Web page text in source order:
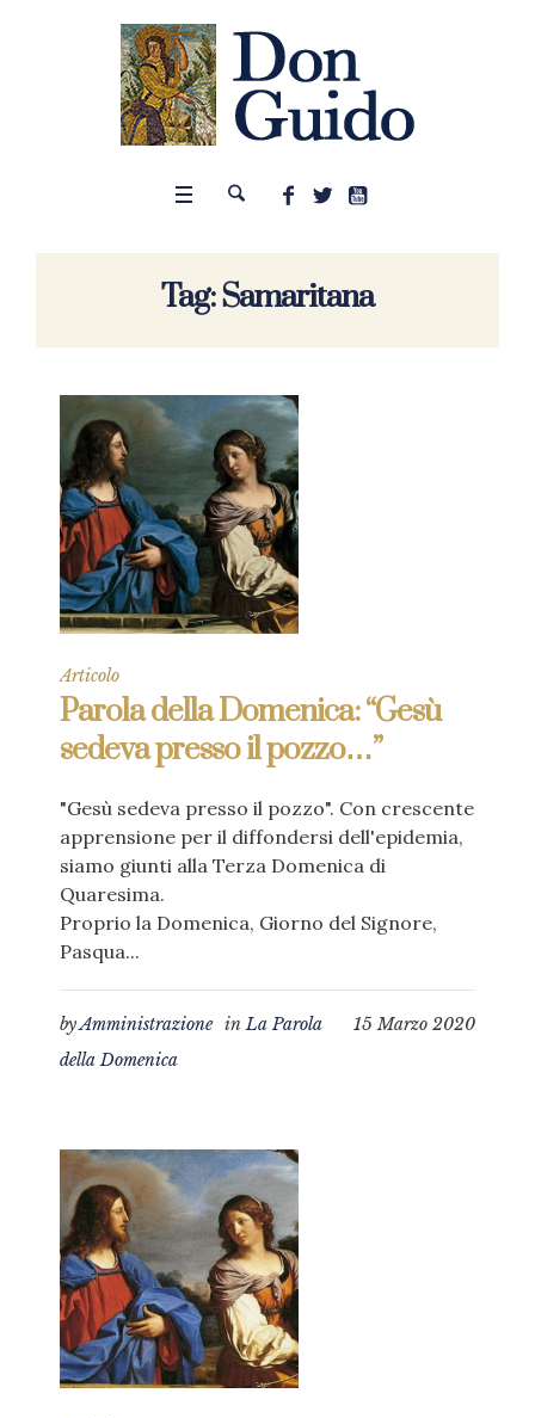
Tag:Samaritana
Articolo
Parola della Domenica: “Gesù
sedeva presso il pozzo…”
"Gesù sedeva presso il pozzo". Con crescente
apprensione per il diffondersi dell'epidemia,
siamo giunti alla Terza Domenica di
Quaresima.
Proprio la Domenica, Giorno del Signore,
Pasqua...
15 Marzo 2020
byAmministrazione inLa Parola
della Domenica